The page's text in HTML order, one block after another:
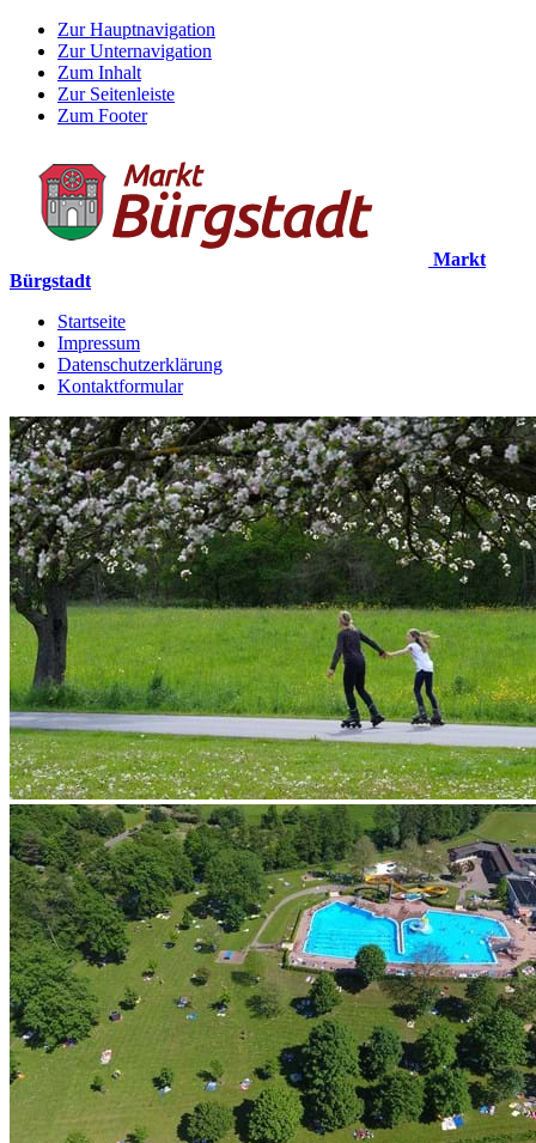
Zur Hauptnavigation
Zur Unternavigation
Zum Inhalt
Zur Seitenleiste
Zum Footer
Markt
Bürgstadt
Startseite
Impressum
Datenschutzerklärung
Kontaktformular